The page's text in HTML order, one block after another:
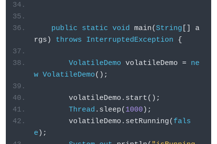
public static void main(String
a
rgs ) throws InterruptedException {
VolatileDemo volatileDemo =
ne
w VolatileDemo();
        volatileDemo
. start();
Thread . sleep( 1000 );
        volatileDemo
. setRunning( fals
e );